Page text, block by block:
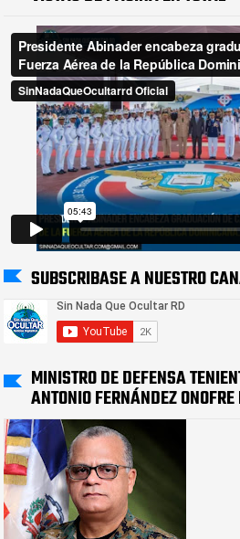
SUBSCRIBASE A NUESTRO
MINISTRO DE DEFENSA
ANTONIO FERNÁNDEZ ONOFRE